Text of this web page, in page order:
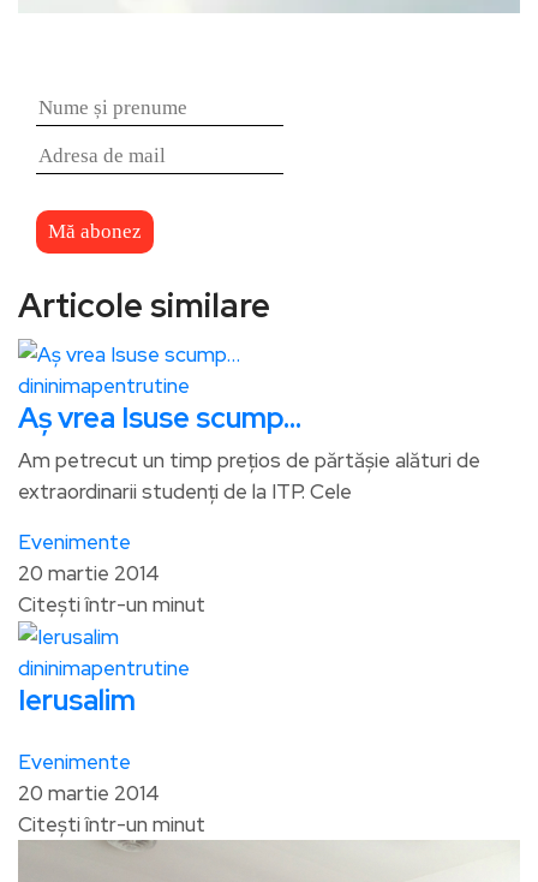
Articole similare
dininimapentrutine
Aș vrea Isuse scump…
Am petrecut un timp prețios de părtășie alături de
extraordinarii studenți de la ITP. Cele
Evenimente
20 martie 2014
Citești într-un minut
dininimapentrutine
Ierusalim
Evenimente
20 martie 2014
Citești într-un minut